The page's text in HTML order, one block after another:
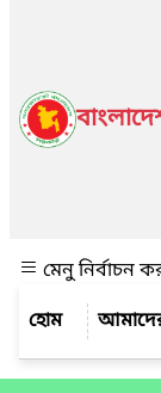
মেনু নির্বাচন